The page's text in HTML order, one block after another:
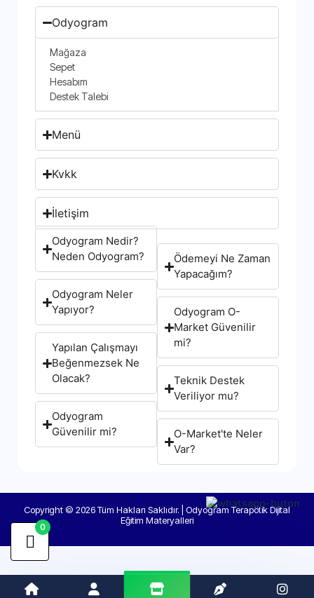
Odyogram
Mağaza
Sepet
Hesabım
Destek Talebi
Menü
Kvkk
İletişim
Odyogram Nedir?
Neden Odyogram?
Odyogram Neler
Yapıyor?
Yapılan Çalışmayı
Beğenmezsek Ne
Olacak?
Odyogram
Güvenilir mi?
Ödemeyi Ne Zaman
Yapacağım?
Odyogram O-
Market Güvenilir
mi?
Teknik Destek
Veriliyor mu?
O-Market'te Neler
Var?
Copyright © 2026 Tüm Hakları Saklıdır. | Odyogram Terapötik Dijital
Eğitim Materyalleri
0